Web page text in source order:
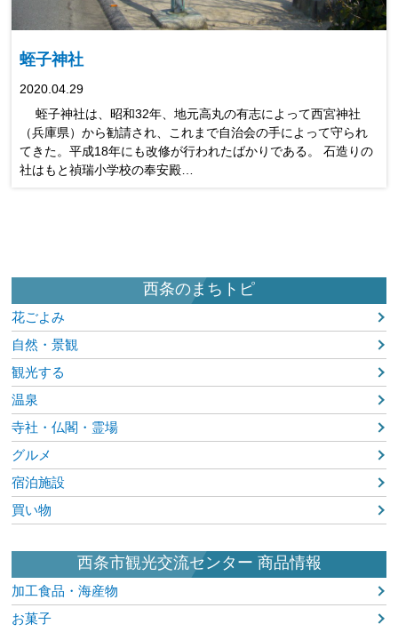
蛭子神社
2020.04.29
蛭子神社は、昭和32年、地元高丸の有志によって西宮神社
（兵庫県）から勧請され、これまで自治会の手によって守られ
てきた。平成18年にも改修が行われたばかりである。 石造りの
社はもと禎瑞小学校の奉安殿…
西条のまちトピ
花ごよみ
自然・景観
観光する
温泉
寺社・仏閣・霊場
グルメ
宿泊施設
買い物
西条市観光交流センター 商品情報
加工食品・海産物
お菓子